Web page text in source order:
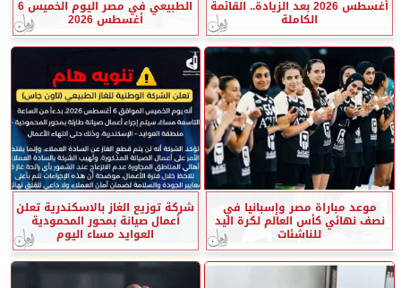
أغسطس 2026 بعد الزيادة.. القائمة
الكاملة
الطبيعي في مصر اليوم الخميس 6
أغسطس 2026
موعد مباراة مصر وإسبانيا في
نصف نهائي كأس العالم لكرة اليد
للناشئات
شركة توزيع الغاز بالاسكندرية تعلن
أعمال صيانة بمحور المحمودية
العوايد مساء اليوم